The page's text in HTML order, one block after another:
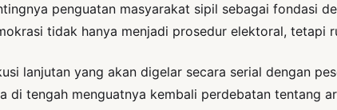
penguatan masyarakat sipil sebagai fondasi
tidak hanya menjadi prosedur elektoral, tetapi
lanjutan yang akan digelar secara serial dengan
tengah menguatnya kembali perdebatan tentang